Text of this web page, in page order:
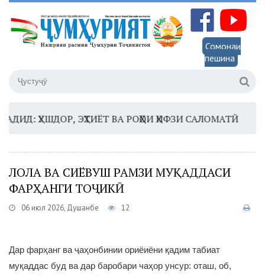
Сомонаи
пешина
ҲУШДОР, ЭҲТИЁТ ВА РОҲҲОИ ҲИФЗИ САЛОМАТӢ16:35
ЛОЛА ВА СИЁВУШ РАМЗИ МУҚАДДАСИ
ФАРҲАНГИ ТОҶИКӢ
06 июл 2026, Душанбе 12
Дар фарҳанг ва ҷаҳонбинии ориёиёни қадим табиат
муқаддас буд ва дар баробари чаҳор унсур: оташ, об,